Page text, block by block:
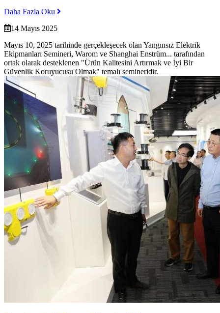
Daha Fazla Oku
14 Mayıs 2025
Mayıs 10, 2025 tarihinde gerçekleşecek olan Yangınsız Elektrik
Ekipmanları Semineri, Warom ve Shanghai Enstrüm... tarafından
ortak olarak desteklenen "Ürün Kalitesini Artırmak ve İyi Bir
Güvenlik Koruyucusu Olmak" temalı semineridir.